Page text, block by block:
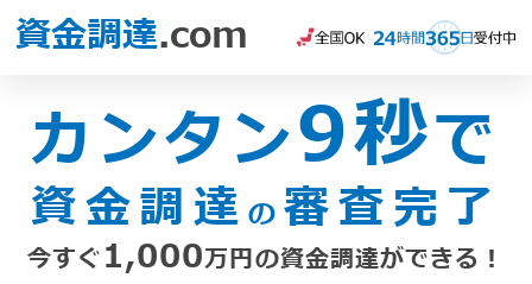
資金調達.com
カンタン9秒で
資金調達 の審査完了
今すぐ1,000万円の資金調達ができる！